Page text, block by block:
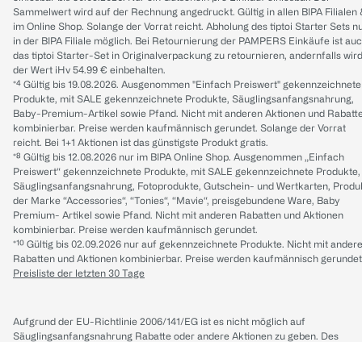
Sammelwert wird auf der Rechnung angedruckt. Gültig in allen BIPA Filialen
im Online Shop. Solange der Vorrat reicht. Abholung des tiptoi Starter Sets
in der BIPA Filiale möglich. Bei Retournierung der PAMPERS Einkäufe ist
das tiptoi Starter-Set in Originalverpackung zu retournieren, andernfalls wird
der Wert iHv 54.99 € einbehalten.
*⁴ Gültig bis 19.08.2026. Ausgenommen "Einfach Preiswert" gekennzeichnete
Produkte, mit SALE gekennzeichnete Produkte, Säuglingsanfangsnahrung,
Baby-Premium-Artikel sowie Pfand. Nicht mit anderen Aktionen und
kombinierbar. Preise werden kaufmännisch gerundet. Solange der Vorrat
reicht. Bei 1+1 Aktionen ist das günstigste Produkt gratis.
*⁸ Gültig bis 12.08.2026 nur im BIPA Online Shop. Ausgenommen „Einfach
Preiswert“ gekennzeichnete Produkte, mit SALE gekennzeichnete Produkte,
Säuglingsanfangsnahrung, Fotoprodukte, Gutschein- und Wertkarten,
der Marke “Accessories“, “Tonies“, “Mavie“, preisgebundene Ware, Baby
Premium- Artikel sowie Pfand. Nicht mit anderen Rabatten und Aktionen
kombinierbar. Preise werden kaufmännisch gerundet.
*¹⁰ Gültig bis 02.09.2026 nur auf gekennzeichnete Produkte. Nicht mit
Rabatten und Aktionen kombinierbar. Preise werden kaufmännisch
Preisliste der letzten 30 Tage
Aufgrund der EU-Richtlinie 2006/141/EG ist es nicht möglich auf
Säuglingsanfangsnahrung Rabatte oder andere Aktionen zu geben. Des